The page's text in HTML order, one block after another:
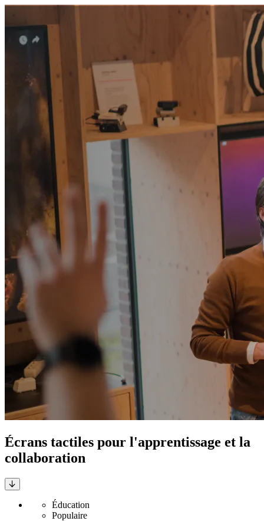
Écrans tactiles pour l'apprentissage et la
collaboration
Éducation
Populaire